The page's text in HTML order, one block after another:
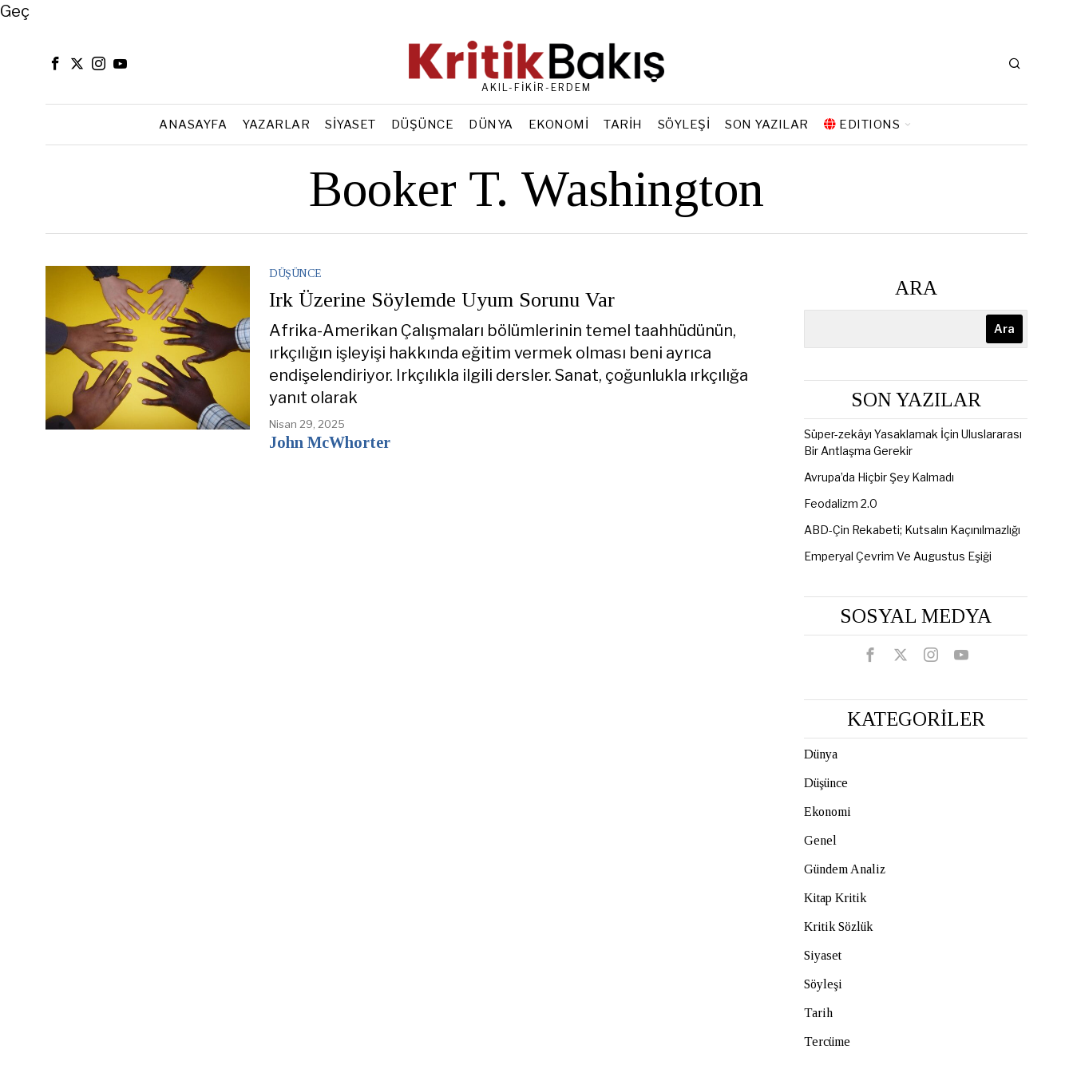
Close
Geç
AKIL-FİKİR-ERDEM
ANASAYFA YAZARLAR SIYASET DÜŞÜNCE DÜNYA EKONOMI TARIH SÖYLEŞI SON YAZILAR EDITIONS
Booker T. Washington
DÜŞÜNCE
Irk Üzerine Söylemde Uyum Sorunu Var
Afrika-Amerikan Çalışmaları bölümlerinin temel taahhüdünün,
ırkçılığın işleyişi hakkında eğitim vermek olması beni ayrıca
endişelendiriyor. Irkçılıkla ilgili dersler. Sanat, çoğunlukla ırkçılığa
yanıt olarak
Nisan 29, 2025
John McWhorter
ARA
Ara
SON YAZILAR
Süper-zekâyı Yasaklamak İçin Uluslararası
Bir Antlaşma Gerekir
Avrupa’da Hiçbir Şey Kalmadı
Feodalizm 2.0
ABD-Çin Rekabeti; Kutsalın Kaçınılmazlığı
Emperyal Çevrim Ve Augustus Eşiği
SOSYAL MEDYA
KATEGORİLER
Dünya
Düşünce
Ekonomi
Genel
Gündem Analiz
Kitap Kritik
Kritik Sözlük
Siyaset
Söyleşi
Tarih
Tercüme